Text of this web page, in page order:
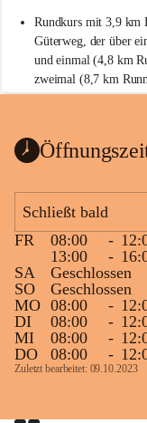
Rundkurs mit 3,9 km
Güterweg, der über
und einmal (4,8 km
zweimal (8,7 km
Parkplatz auf der
Zielgelände mit
Ablauf
Samstag, 19.9.
13 bis 15 Uhr
Martins Therme &
der Therme
Sonntag, 20.9.
Schließt bald
FR
08:00 -
13:00
-
SA
Geschlossen
SO
Geschlossen
MO 08:00 -
DI
08:00 -
MI
08:00 -
DO
08:00 -
Zuletzt bearbeitet: 09.10.2023